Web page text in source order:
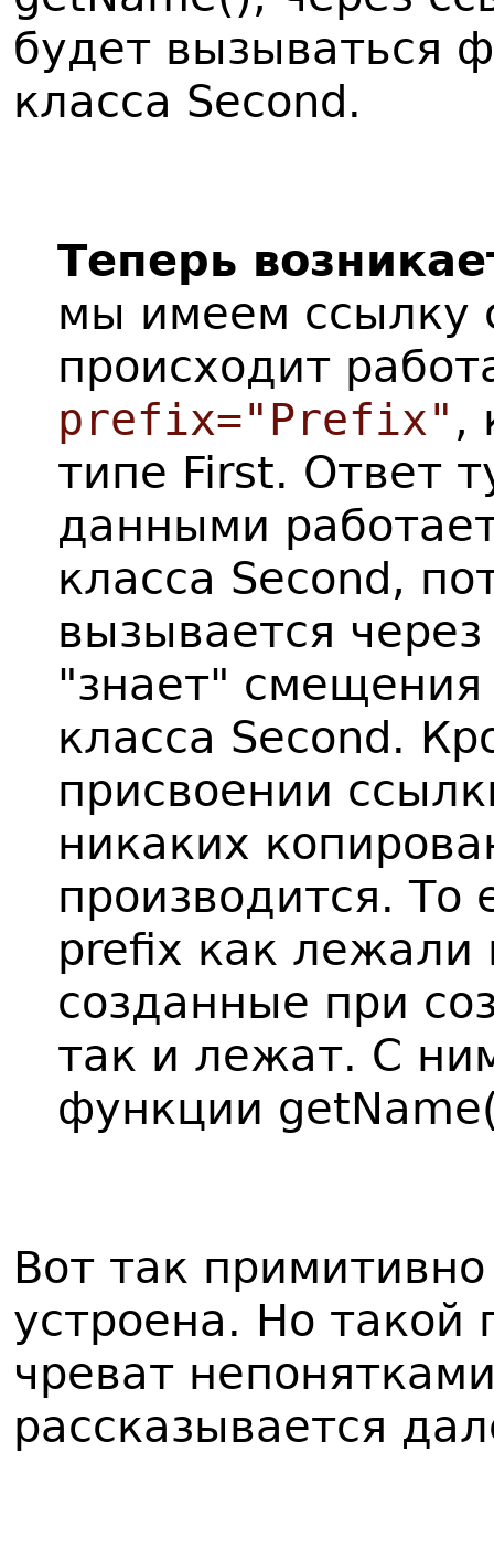
будет вызываться
класса Second.
Теперь
мы имеем ссылку
происходит
prefix="Prefix" ,
типе First. Ответ
данными
класса Second,
вызывается
"знает"
класса Second.
присвоении
никаких
производится. То
prefix как лежали
созданные при
так и лежат. С
функции
Вот так примитивно
устроена. Но
чреват
рассказывается